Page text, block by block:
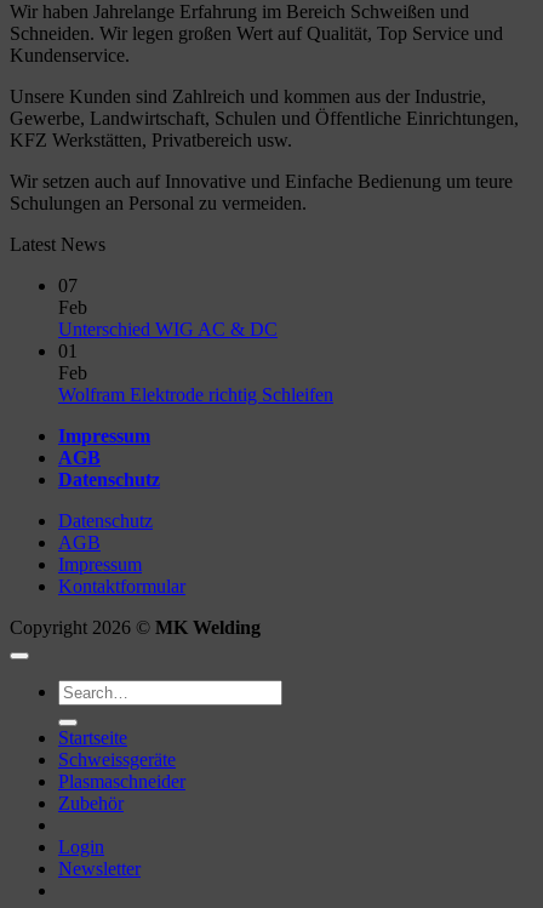
Wir haben Jahrelange Erfahrung im Bereich Schweißen und
Schneiden. Wir legen großen Wert auf Qualität, Top Service und
Kundenservice.
Unsere Kunden sind Zahlreich und kommen aus der Industrie,
Gewerbe, Landwirtschaft, Schulen und Öffentliche Einrichtungen,
KFZ Werkstätten, Privatbereich usw.
Wir setzen auch auf Innovative und Einfache Bedienung um teure
Schulungen an Personal zu vermeiden.
Latest News
07
Feb
Unterschied WIG AC & DC
Unterschied
01
Feb
Wolfram Elektrode richtig Schleifen
Impressum
AGB
Datenschutz
Datenschutz
AGB
Impressum
Kontaktformular
Copyright 2026 © MK Welding
Search
for:
Startseite
Schweissgeräte
Plasmaschneider
Zubehör
Login
Newsletter